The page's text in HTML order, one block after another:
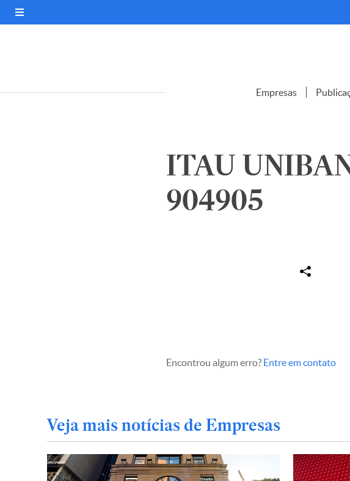
Empresas
ITAU
904905
Encontrou algum erro? Entre em contato
Veja mais notícias de Empresas